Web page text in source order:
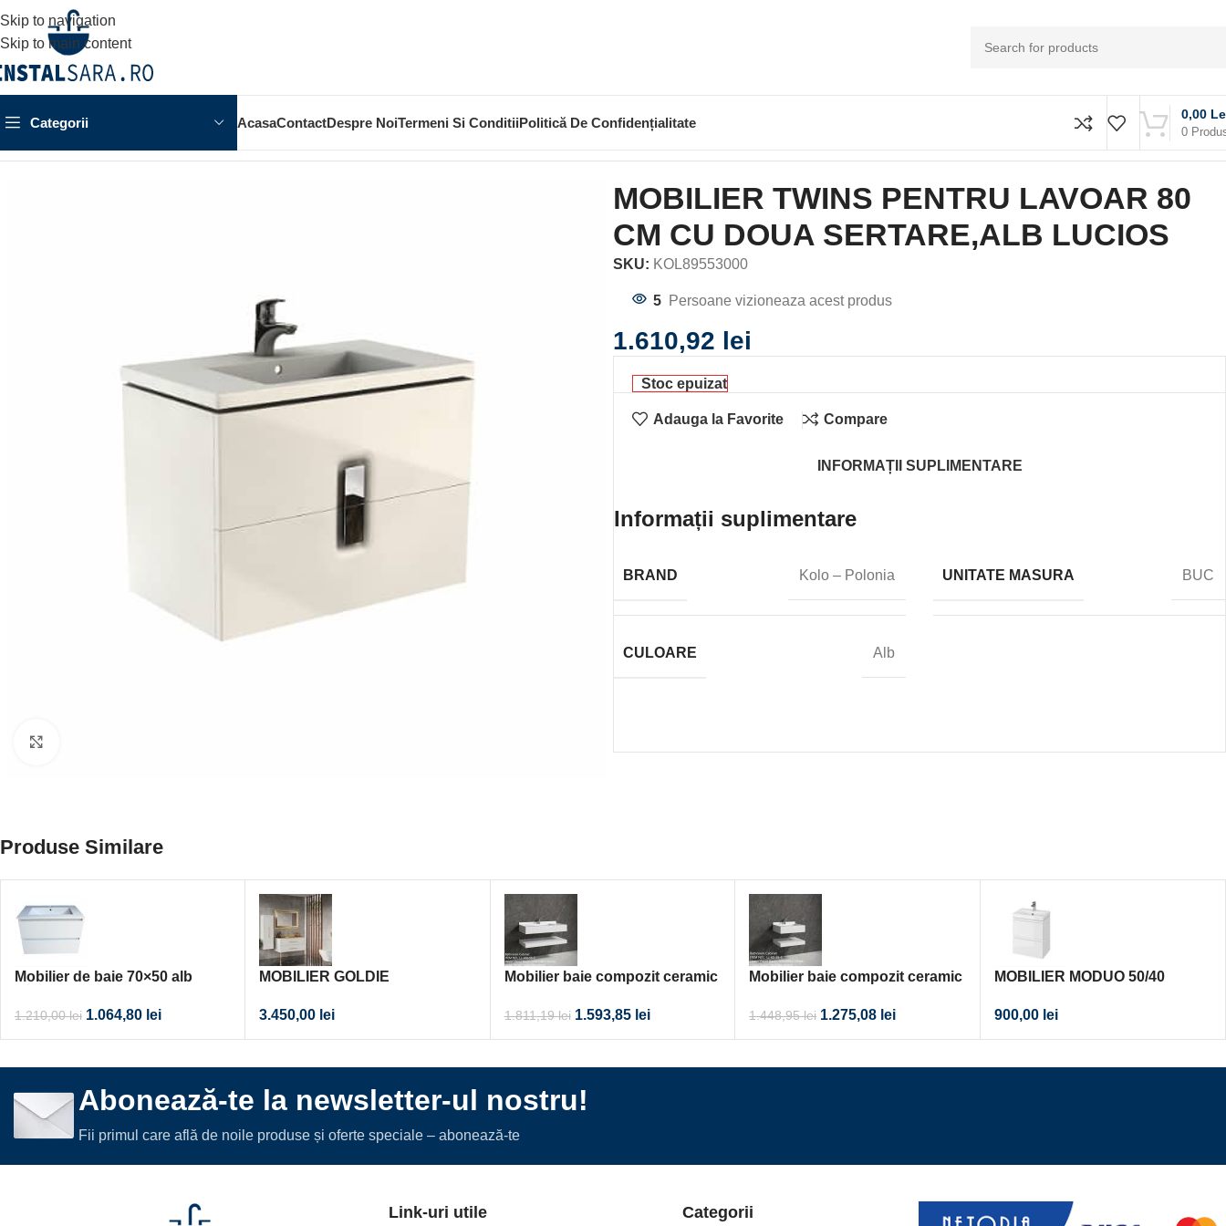
Skip to navigation
Skip to main content
Categorii AcasaContactDespre NoiTermeni Si ConditiiPolitică De Confidențialitate
0
0,00
MOBILIER TWINS PENTRU LAVOAR 80
CM CU DOUA SERTARE,ALB LUCIOS
SKU: KOL89553000
5 Persoane vizioneaza acest produs
1.610,92 lei
Stoc epuizat
Adauga la Favorite Compare
INFORMAȚII SUPLIMENTARE
Informații suplimentare
BRAND Kolo – Polonia UNITATE MASURA BUC
CULOARE Alb
Produse Similare
Mobilier de baie 70×50 alb
1.210,00lei 1.064,80 lei
MOBILIER GOLDIE
3.450,00 lei
Mobilier baie compozit ceramic
1.811,19lei 1.593,85 lei
Mobilier baie compozit ceramic
1.448,95lei 1.275,08 lei
MOBILIER MODUO 50/40
900,00 lei
Abonează-te la newsletter-ul nostru!
Fii primul care află de noile produse și oferte speciale – abonează-te
Link-uri utile Categorii